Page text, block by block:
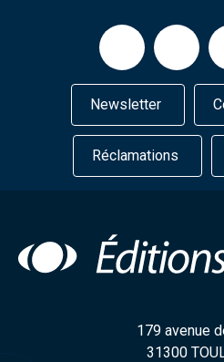
Newsletter
Réclamations
179 avenue
31300